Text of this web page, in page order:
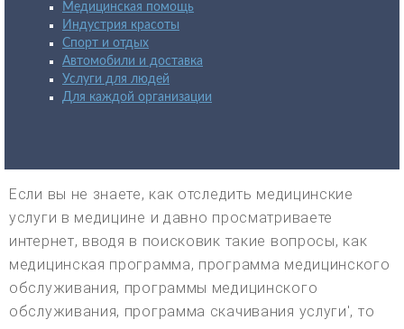
Медицинская помощь
Индустрия красоты
Спорт и отдых
Автомобили и доставка
Услуги для людей
Для каждой организации
Если вы не знаете, как отследить медицинские
услуги в медицине и давно просматриваете
интернет, вводя в поисковик такие вопросы, как
медицинская программа, программа медицинского
обслуживания, программы медицинского
обслуживания, программа скачивания услуги', то